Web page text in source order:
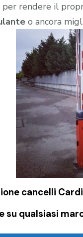
rendere il
o ancora
cancelli
qualsiasi